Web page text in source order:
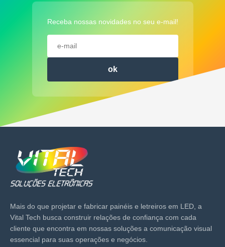
Receba nossas novidades no seu e-mail!
ok
Mais do que projetar e fabricar painéis e letreiros em LED, a
Vital Tech busca construir relações de confiança com cada
cliente que encontra em nossas soluções a comunicação visual
essencial para suas operações e negócios.